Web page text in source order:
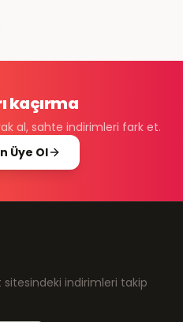
kaçırma
al, sahte indirimleri fark et.
Üye Ol
indirimleri takip